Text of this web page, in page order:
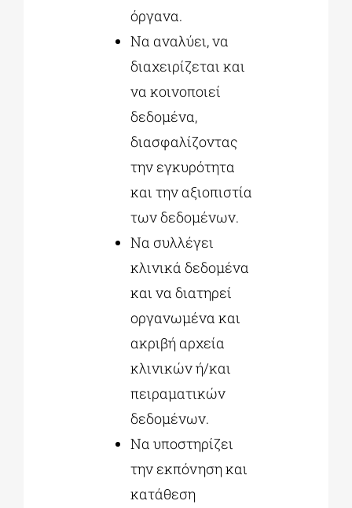
όργανα.
Να αναλύει, να
διαχειρίζεται και
να κοινοποιεί
δεδομένα,
διασφαλίζοντας
την εγκυρότητα
και την αξιοπιστία
των δεδομένων.
Να συλλέγει
κλινικά δεδομένα
και να διατηρεί
οργανωμένα και
ακριβή αρχεία
κλινικών ή/και
πειραματικών
δεδομένων.
Να υποστηρίζει
την εκπόνηση και
κατάθεση